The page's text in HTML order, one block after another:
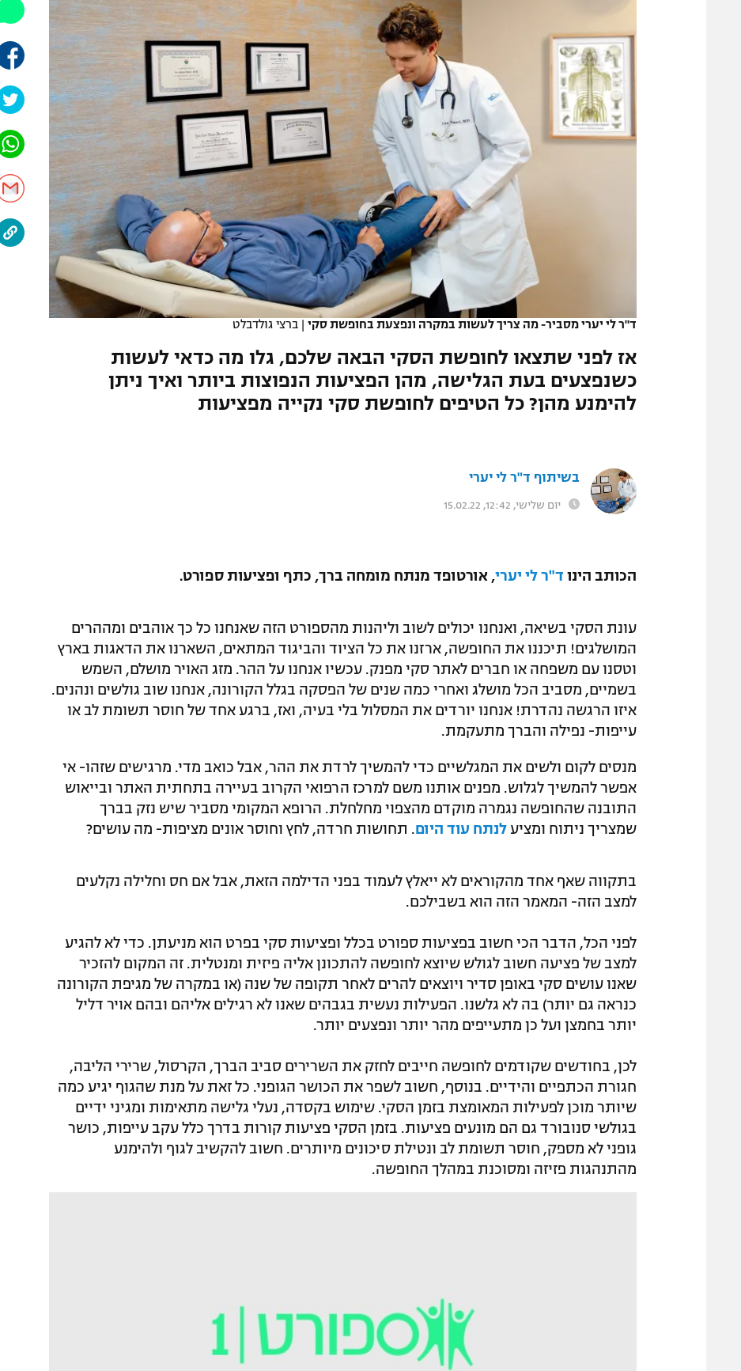
תקנון משתתפים וזוכים בפרסים
תקנון עבור פעילות אלקטרה
תקנון עבור פעילות ספורט 1 – "מרלן"
גיימינג E-Sports
רשיון להקרנה פומבית לבית עסק
הצטרפות לחבילת הערוצים
לוח דרושים – ג'ובנט
המגזין
הפועל תל אביב
הפועל חיפה
הפועל באר שבע
מכבי נתניה
בני יהודה
ליגה סינית
ליגה ברזילאית
ליגות נוספות
ד"ר לי יערי מסביר- מה צריך לעשות במקרה ונפצעת בחופשת סקי | ברצי גולדבלט
אז לפני שתצאו לחופשת הסקי הבאה שלכם, גלו מה כדאי לעשות
כשנפצעים בעת הגלישה, מהן הפציעות הנפוצות ביותר ואיך ניתן
להימנע מהן? כל הטיפים לחופשת סקי נקייה מפציעות
בשיתוף ד"ר לי יערי
יום שלישי, 12:42, 15.02.22
הכותב הינו ד"ר לי יערי, אורטופד מנתח מומחה ברך, כתף ופציעות ספורט.
עונת הסקי בשיאה, ואנחנו יכולים לשוב וליהנות מהספורט הזה שאנחנו כל כך אוהבים ומההרים
המושלגים! תיכננו את החופשה, ארזנו את כל הציוד והביגוד המתאים, השארנו את הדאגות בארץ
וטסנו עם משפחה או חברים לאתר סקי מפנק. עכשיו אנחנו על ההר. מזג האויר מושלם, השמש
בשמיים, מסביב הכל מושלג ואחרי כמה שנים של הפסקה בגלל הקורונה, אנחנו שוב גולשים ונהנים.
איזו הרגשה נהדרת! אנחנו יורדים את המסלול בלי בעיה, ואז, ברגע אחד של חוסר תשומת לב או
עייפות- נפילה והברך מתעקמת.
מנסים לקום ולשים את המגלשיים כדי להמשיך לרדת את ההר, אבל כואב מדי. מרגישים שזהו- אי
אפשר להמשיך לגלוש. מפנים אותנו משם למרכז הרפואי הקרוב בעיירה בתחתית האתר ובייאוש
התובנה שהחופשה נגמרה מוקדם מהצפוי מחלחלת. הרופא המקומי מסביר שיש נזק בברך
שמצריך ניתוח ומציע לנתח עוד היום. תחושות חרדה, לחץ וחוסר אונים מציפות- מה עושים?
בתקווה שאף אחד מהקוראים לא ייאלץ לעמוד בפני הדילמה הזאת, אבל אם חס וחלילה נקלעים
למצב הזה- המאמר הזה הוא בשבילכם.
לפני הכל, הדבר הכי חשוב בפציעות ספורט בכלל ופציעות סקי בפרט הוא מניעתן. כדי לא להגיע
למצב של פציעה חשוב לגולש שיוצא לחופשה להתכונן אליה פיזית ומנטלית. זה המקום להזכיר
שאנו עושים סקי באופן סדיר ויוצאים להרים לאחר תקופה של שנה (או במקרה של מגיפת הקורונה
כנראה גם יותר) בה לא גלשנו. הפעילות נעשית בגבהים שאנו לא רגילים אליהם ובהם אויר דליל
יותר בחמצן ועל כן מתעייפים מהר יותר ונפצעים יותר.
לכן, בחודשים שקודמים לחופשה חייבים לחזק את השרירים סביב הברך, הקרסול, שרירי הליבה,
חגורת הכתפיים והידיים. בנוסף, חשוב לשפר את הכושר הגופני. כל זאת על מנת שהגוף יגיע כמה
שיותר מוכן לפעילות המאומצת בזמן הסקי. שימוש בקסדה, נעלי גלישה מתאימות ומגיני ידיים
בגולשי סנובורד גם הם מונעים פציעות. בזמן הסקי פציעות קורות בדרך כלל עקב עייפות, כושר
גופני לא מספק, חוסר תשומת לב ונטילת סיכונים מיותרים. חשוב להקשיב לגוף ולהימנע
מהתנהגות פזיזה ומסוכנת במהלך החופשה.